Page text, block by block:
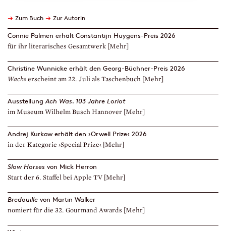
→ Zum Buch → Zur Autorin
Connie Palmen erhält Constantijn Huygens-Preis 2026
für ihr literarisches Gesamtwerk [Mehr]
Christine Wunnicke erhält den Georg-Büchner-Preis 2026
Wachs erscheint am 22. Juli als Taschenbuch [Mehr]
AusstellungAch Was. 103 Jahre Loriot
im Museum Wilhelm Busch Hannover [Mehr]
Andrej Kurkow erhält den ›Orwell Prize‹ 2026
in der Kategorie ›Special Prize‹ [Mehr]
Slow Horses von Mick Herron
Start der 6. Staffel bei Apple TV [Mehr]
Bredouille von Martin Walker
nomiert für die 32. Gourmand Awards [Mehr]